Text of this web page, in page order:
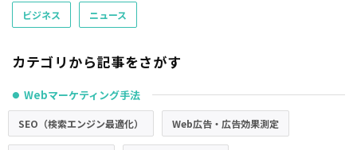
ビジネス ニュース
カテゴリから記事をさがす
● Webマーケティング手法
SEO（検索エンジン最適化） Web広告・広告効果測定